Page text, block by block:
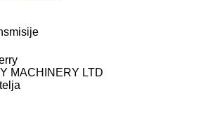
MACHINERY LTD